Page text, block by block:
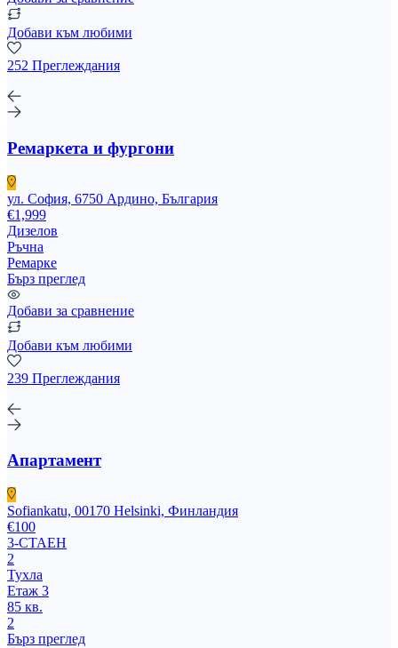
Добави към любими
252 Преглеждания
Ремаркета и фургони
ул. София, 6750 Ардино, България
€1,999
Дизелов
Ръчна
Ремарке
Бърз преглед
Добави за сравнение
Добави към любими
239 Преглеждания
Апартамент
Sofiankatu, 00170 Helsinki, Финландия
€100
3-СТАЕН
2
Тухла
Етаж 3
85 кв.
2
Бърз преглед